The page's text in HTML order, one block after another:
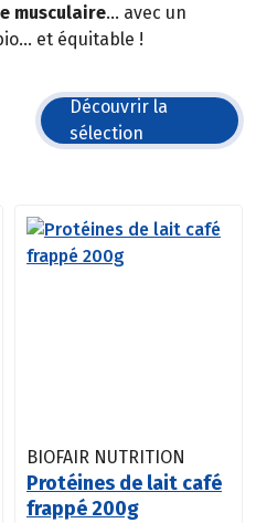
musculaire… avec un
et équitable !
Découvrir la
sélection
BIOFAIR NUTRITION
Protéines de lait café
frappé 200g